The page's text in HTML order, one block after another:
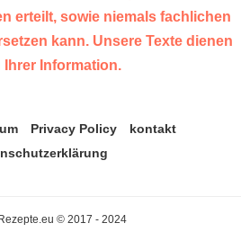
erteilt, sowie niemals fachlichen
kann. Unsere Texte dienen
Ihrer Information.
Privacy Policy
kontakt
© 2017 - 2024